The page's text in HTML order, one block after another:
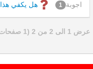
هل يكفي هذا اجوبة 1
عرض 1 الى 2 من 2 (1 صفحات)